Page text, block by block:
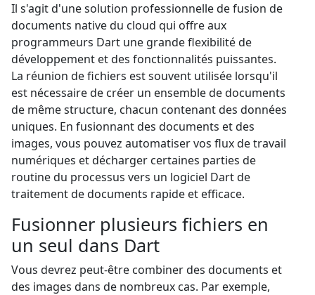
Il s'agit d'une solution professionnelle de fusion de
documents native du cloud qui offre aux
programmeurs Dart une grande flexibilité de
développement et des fonctionnalités puissantes.
La réunion de fichiers est souvent utilisée lorsqu'il
est nécessaire de créer un ensemble de documents
de même structure, chacun contenant des données
uniques. En fusionnant des documents et des
images, vous pouvez automatiser vos flux de travail
numériques et décharger certaines parties de
routine du processus vers un logiciel Dart de
traitement de documents rapide et efficace.
Fusionner plusieurs fichiers en
un seul dans Dart
Vous devrez peut-être combiner des documents et
des images dans de nombreux cas. Par exemple,